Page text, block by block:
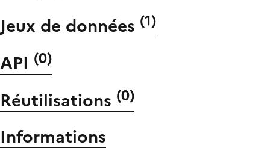
Jeux de données (1)
API (0)
Réutilisations (0)
Informations